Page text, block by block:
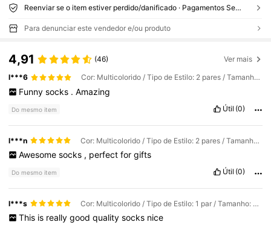
Reenviar se o item estiver perdido/danificado · Pagamentos Seguros · Proteção de privacidade
Para denunciar este vendedor e/ou produto
4,91 (46) Ver mais
l***6 Cor: Multicolorido / Tipo de Estilo: 2 pares / Tamanho: 43-46
Funny socks . Amazing
Do mesmo item Útil (0)
l***n Cor: Multicolorido / Tipo de Estilo: 2 pares / Tamanho: 43-46
Awesome socks , perfect for gifts
Do mesmo item Útil (0)
l***s Cor: Multicolorido / Tipo de Estilo: 1 par / Tamanho: 43-46
This is really good quality socks nice